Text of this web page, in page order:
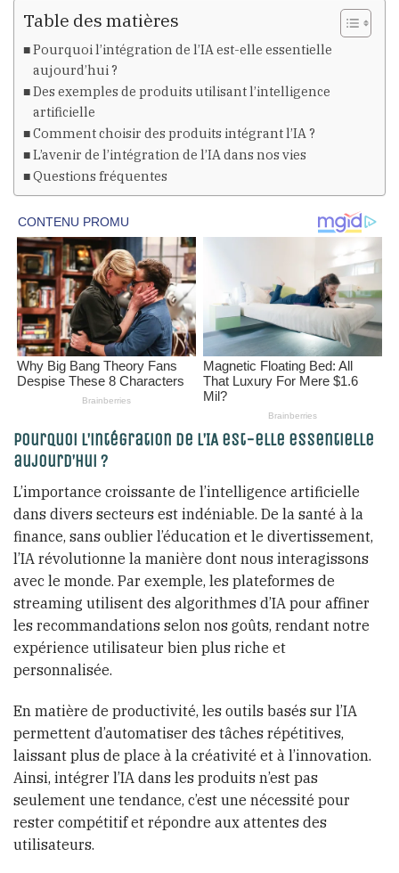
Table des matières
Pourquoi l’intégration de l’IA est-elle essentielle
aujourd’hui ?
Des exemples de produits utilisant l’intelligence
artificielle
Comment choisir des produits intégrant l’IA ?
L’avenir de l’intégration de l’IA dans nos vies
Questions fréquentes
Pourquoi l’intégration de l’IA est-elle essentielle
aujourd’hui ?
L’importance croissante de l’intelligence artificielle
dans divers secteurs est indéniable. De la santé à la
finance, sans oublier l’éducation et le divertissement,
l’IA révolutionne la manière dont nous interagissons
avec le monde. Par exemple, les plateformes de
streaming utilisent des algorithmes d’IA pour affiner
les recommandations selon nos goûts, rendant notre
expérience utilisateur bien plus riche et
personnalisée.
En matière de productivité, les outils basés sur l’IA
permettent d’automatiser des tâches répétitives,
laissant plus de place à la créativité et à l’innovation.
Ainsi, intégrer l’IA dans les produits n’est pas
seulement une tendance, c’est une nécessité pour
rester compétitif et répondre aux attentes des
utilisateurs.